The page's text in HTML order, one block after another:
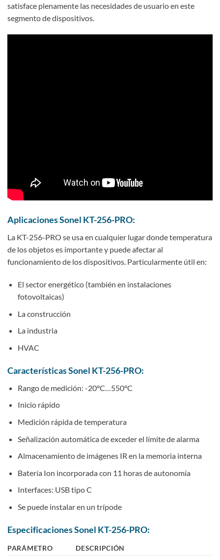
satisface plenamente las necesidades de usuario en este
segmento de dispositivos.
Aplicaciones Sonel KT-256-PRO:
La KT-256-PRO se usa en cualquier lugar donde temperatura
de los objetos es importante y puede afectar al
funcionamiento de los dispositivos. Particularmente útil en:
El sector energético (también en instalaciones
fotovoltaicas)
La construcción
La industria
HVAC
Características Sonel KT-256-PRO:
Rango de medición: -20°C…550°C
Inicio rápido
Medición rápida de temperatura
Señalización automática de exceder el límite de alarma
Almacenamiento de imágenes IR en la memoria interna
Batería Ion incorporada con 11 horas de autonomía
Interfaces: USB tipo C
Se puede instalar en un trípode
Especificaciones Sonel KT-256-PRO:
PARÁMETRO
DESCRIPCIÓN